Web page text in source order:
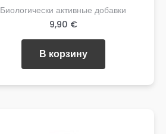
Биологически активные добавки
9,90 €
В корзину